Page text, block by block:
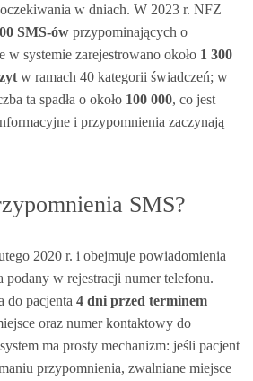
w dniach. W 2023 r. NFZ
SMS-ów przypominających o
w systemie zarejestrowano około 1 300
w ramach 40 kategorii świadczeń; w
ta spadła o około 100 000, co jest
i przypomnienia zaczynają
SMS?
2020 r. i obejmuje powiadomienia
podany w rejestracji numer telefonu.
do pacjenta 4 dni przed terminem
oraz numer kontaktowy do
ma prosty mechanizm: jeśli pacjent
przypomnienia, zwalniane miejsce